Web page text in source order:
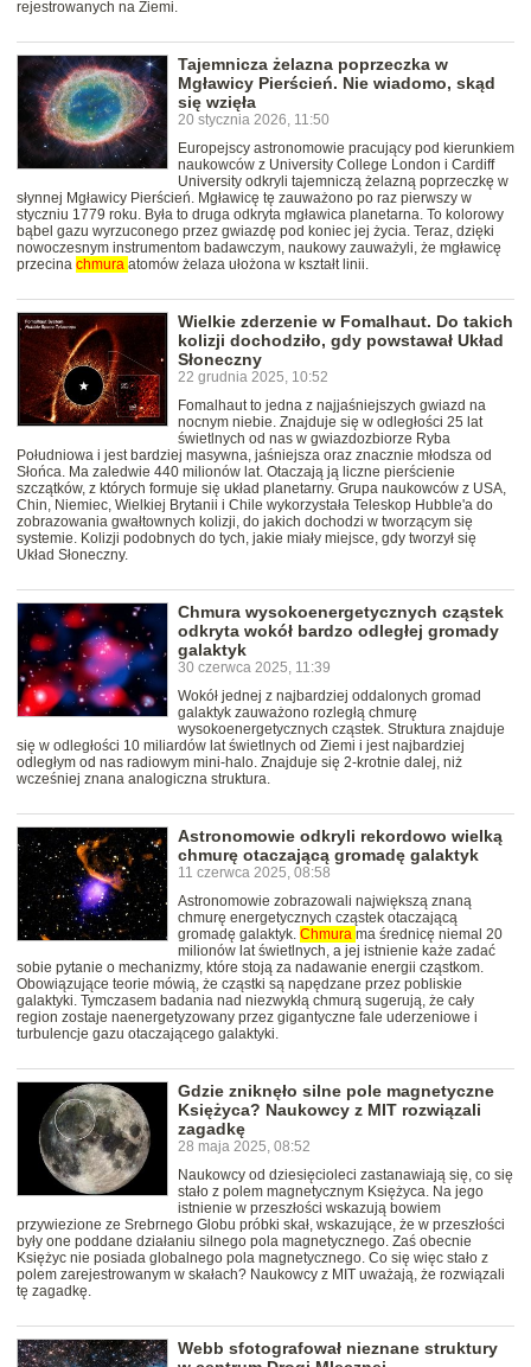
rejestrowanych na Ziemi.
Tajemnicza żelazna poprzeczka w
Mgławicy Pierścień. Nie wiadomo, skąd
się wzięła
20 stycznia 2026, 11:50
Europejscy astronomowie pracujący pod kierunkiem
naukowców z University College London i Cardiff
University odkryli tajemniczą żelazną poprzeczkę w
słynnej Mgławicy Pierścień. Mgławicę tę zauważono po raz pierwszy w
styczniu 1779 roku. Była to druga odkryta mgławica planetarna. To kolorowy
bąbel gazu wyrzuconego przez gwiazdę pod koniec jej życia. Teraz, dzięki
nowoczesnym instrumentom badawczym, naukowy zauważyli, że mgławicę
przecina chmura atomów żelaza ułożona w kształt linii.
Wielkie zderzenie w Fomalhaut. Do takich
kolizji dochodziło, gdy powstawał Układ
Słoneczny
22 grudnia 2025, 10:52
Fomalhaut to jedna z najjaśniejszych gwiazd na
nocnym niebie. Znajduje się w odległości 25 lat
świetlnych od nas w gwiazdozbiorze Ryba
Południowa i jest bardziej masywna, jaśniejsza oraz znacznie młodsza od
Słońca. Ma zaledwie 440 milionów lat. Otaczają ją liczne pierścienie
szczątków, z których formuje się układ planetarny. Grupa naukowców z USA,
Chin, Niemiec, Wielkiej Brytanii i Chile wykorzystała Teleskop Hubble'a do
zobrazowania gwałtownych kolizji, do jakich dochodzi w tworzącym się
systemie. Kolizji podobnych do tych, jakie miały miejsce, gdy tworzył się
Układ Słoneczny.
Chmura wysokoenergetycznych cząstek
odkryta wokół bardzo odległej gromady
galaktyk
30 czerwca 2025, 11:39
Wokół jednej z najbardziej oddalonych gromad
galaktyk zauważono rozległą chmurę
wysokoenergetycznych cząstek. Struktura znajduje
się w odległości 10 miliardów lat świetlnych od Ziemi i jest najbardziej
odległym od nas radiowym mini-halo. Znajduje się 2-krotnie dalej, niż
wcześniej znana analogiczna struktura.
Astronomowie odkryli rekordowo wielką
chmurę otaczającą gromadę galaktyk
11 czerwca 2025, 08:58
Astronomowie zobrazowali największą znaną
chmurę energetycznych cząstek otaczającą
gromadę galaktyk. Chmura ma średnicę niemal 20
milionów lat świetlnych, a jej istnienie każe zadać
sobie pytanie o mechanizmy, które stoją za nadawanie energii cząstkom.
Obowiązujące teorie mówią, że cząstki są napędzane przez pobliskie
galaktyki. Tymczasem badania nad niezwykłą chmurą sugerują, że cały
region zostaje naenergetyzowany przez gigantyczne fale uderzeniowe i
turbulencje gazu otaczającego galaktyki.
Gdzie zniknęło silne pole magnetyczne
Księżyca? Naukowcy z MIT rozwiązali
zagadkę
28 maja 2025, 08:52
Naukowcy od dziesięcioleci zastanawiają się, co się
stało z polem magnetycznym Księżyca. Na jego
istnienie w przeszłości wskazują bowiem
przywiezione ze Srebrnego Globu próbki skał, wskazujące, że w przeszłości
były one poddane działaniu silnego pola magnetycznego. Zaś obecnie
Księżyc nie posiada globalnego pola magnetycznego. Co się więc stało z
polem zarejestrowanym w skałach? Naukowcy z MIT uważają, że rozwiązali
tę zagadkę.
Webb sfotografował nieznane struktury